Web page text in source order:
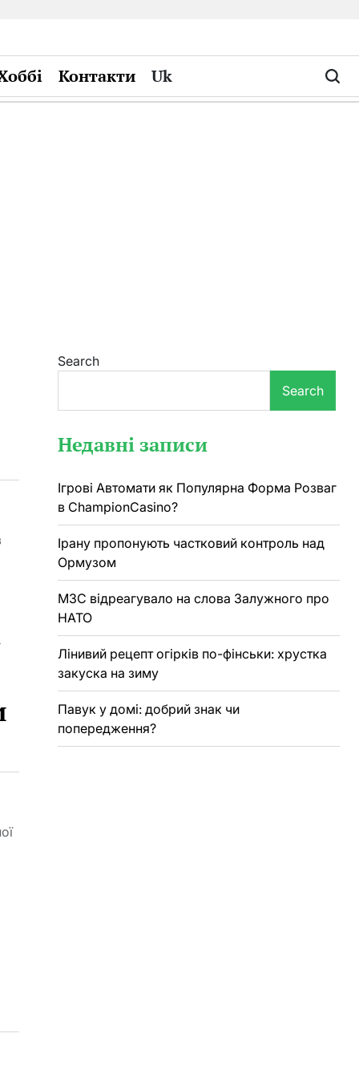
Контакти Uk
Search
Search
Недавні записи
Ігрові Автомати як Популярна Форма Розваг
в ChampionCasino?
Ірану пропонують частковий контроль над
Ормузом
МЗС відреагувало на слова Залужного про
НАТО
Лінивий рецепт огірків по-фінськи: хрустка
закуска на зиму
Павук у домі: добрий знак чи
попередження?